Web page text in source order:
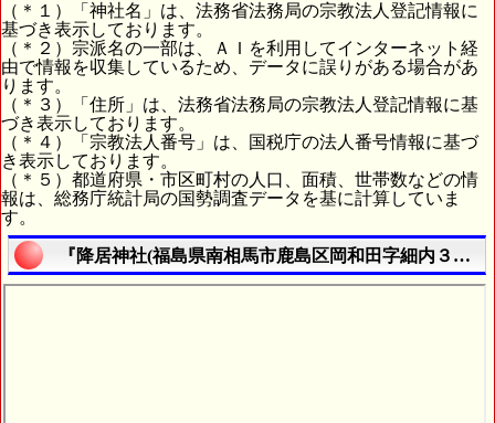
（＊１）「神社名」は、法務省法務局の宗教法人登記情報に
基づき表示しております。
（＊２）宗派名の一部は、ＡＩを利用してインターネット経
由で情報を収集しているため、データに誤りがある場合があ
ります。
（＊３）「住所」は、法務省法務局の宗教法人登記情報に基
づき表示しております。
（＊４）「宗教法人番号」は、国税庁の法人番号情報に基づ
き表示しております。
（＊５）都道府県・市区町村の人口、面積、世帯数などの情
報は、総務庁統計局の国勢調査データを基に計算していま
す。
『降居神社(福島県南相馬市鹿島区岡和田字細内３９